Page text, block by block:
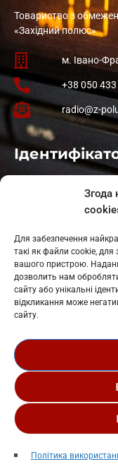
Згода
Для забезпечення
такі як файли cookie,
вашого пристрою.
дозволить нам обробляти
сайту або унікальні
відкликання може
сайту.
Політика
play_arrow Радіо
Товариство з
«Західний полюс»
м. Івано-
+38 050
radio@z-
: L11-01410
: L11-01801
Косів: L11-01805
Гарасимів: L11-02274
© 1995-2026 РК
РЕДАКЦІЙНИЙ
СТРУКТУРА